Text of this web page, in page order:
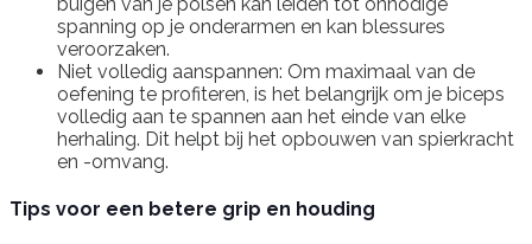
spanning op je onderarmen en kan blessures
veroorzaken.
Niet volledig aanspannen: Om maximaal van de
oefening te profiteren, is het belangrijk om je biceps
volledig aan te spannen aan het einde van elke
herhaling. Dit helpt bij het opbouwen van spierkracht
en -omvang.
Tips voor een betere grip en houding